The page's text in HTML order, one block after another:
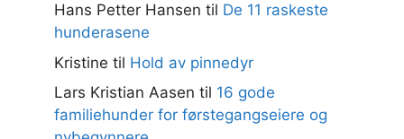
Hans Petter Hansen til De 11 raskeste
hunderasene
Kristine til Hold av pinnedyr
Lars Kristian Aasen til 16 gode
familiehunder for førstegangseiere og